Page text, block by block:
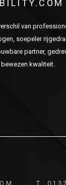
van
soepeler
partner,
kwaliteit.
T.